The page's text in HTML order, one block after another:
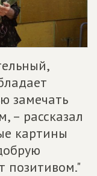
замечать
– рассказал
картины
позитивом."